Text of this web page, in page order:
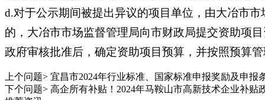
d.对于公示期间被提出异议的项目单位，由大冶市
的，大冶市市场监督管理局向市财政局提交资助项
政府审核批准后，确定资助项目预算，并按照预算
上个问题> 宜昌市2024年行业标准、国家标准申报奖励及申报
下个问题> 高企所有补贴！2024年马鞍山市高新技术企业补贴